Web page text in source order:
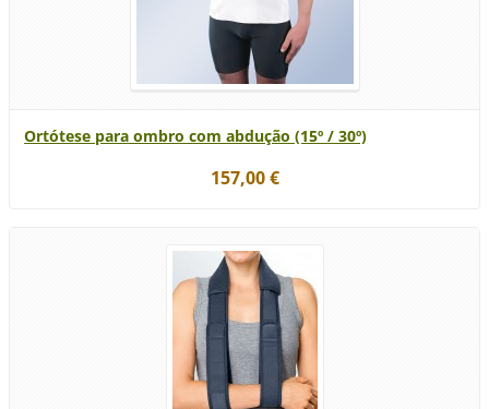
Ortótese para ombro com abdução (15º / 30º)
157,00 €